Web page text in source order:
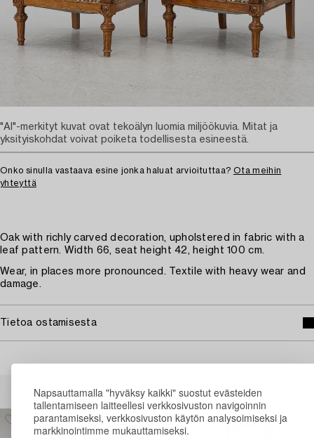
Napsauttamalla "hyväksy kaikki" suostut evästeiden
tallentamiseen laitteellesi verkkosivuston navigoinnin
parantamiseksi, verkkosivuston käytön analysoimiseksi ja
markkinointimme mukauttamiseksi.
Onko sinulla vastaava esine jonka haluat arvioituttaa? Ota meihin
yhteyttä
Oak with richly carved decoration, upholstered in fabric with a
leaf pattern. Width 66, seat height 42, height 100 cm.
Wear, in places more pronounced. Textile with heavy wear and
damage.
Tietoa ostamisesta
"AI"-merkityt kuvat ovat tekoälyn luomia miljöökuvia. Mitat ja
yksityiskohdat voivat poiketa todellisesta esineestä.